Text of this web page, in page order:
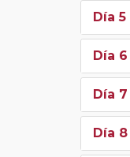
Día 5
Día 6
Día 7
Día 8